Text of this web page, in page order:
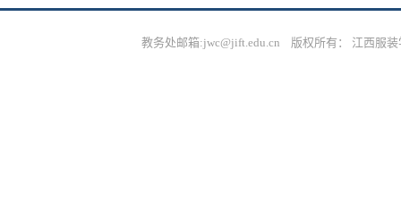
教务处邮箱:jwc@jift.edu.cn 版权所有： 江西服